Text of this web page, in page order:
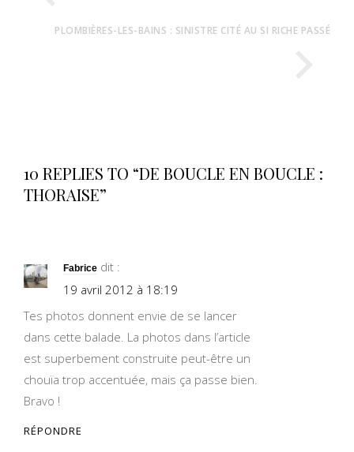
PLOMBIÈRES-LES-BAINS : SINISTRE CITÉ AU SI RICHE PASSÉ
10 REPLIES TO “DE BOUCLE EN BOUCLE :
THORAISE”
Fabrice dit :
19 avril 2012 à 18:19
Tes photos donnent envie de se lancer
dans cette balade. La photos dans l’article
est superbement construite peut-être un
chouïa trop accentuée, mais ça passe bien.
Bravo !
RÉPONDRE